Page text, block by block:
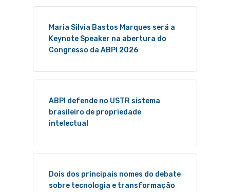
Maria Silvia Bastos Marques será a
Keynote Speaker na abertura do
Congresso da ABPI 2026
ABPI defende no USTR sistema
brasileiro de propriedade
intelectual
Dois dos principais nomes do debate
sobre tecnologia e transformação